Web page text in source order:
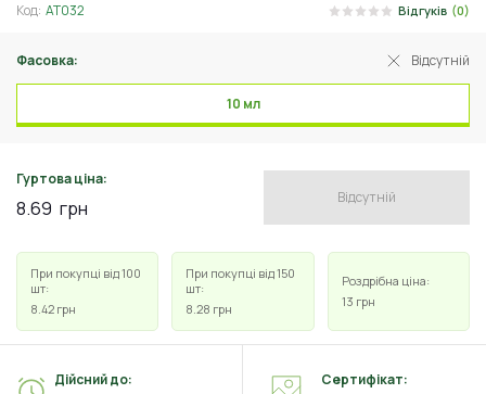
Код: АТ032 Відгуків (0)
Фасовка: Відсутній
10 мл
Гуртова ціна:
8.69 грн Відсутній
При покупці від 100
шт:
8.42 грн
При покупці від 150
шт:
8.28 грн
Роздрібна ціна:
13 грн
Дійсний до: Сертифікат: